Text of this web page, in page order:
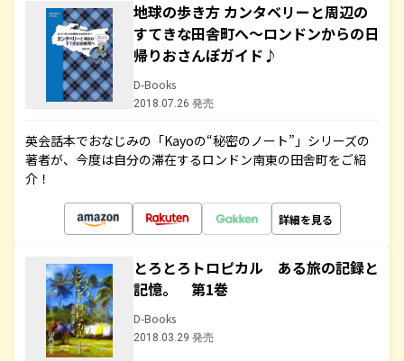
地球の歩き方 カンタベリーと周辺の
すてきな田舎町へ～ロンドンからの日
帰りおさんぽガイド♪
D-Books
2018.07.26 発売
英会話本でおなじみの「Kayoの“秘密のノート”」シリーズの
著者が、今度は自分の滞在するロンドン南東の田舎町をご紹
介！
詳細を見る
とろとろトロピカル ある旅の記録と
記憶。 第1巻
D-Books
2018.03.29 発売